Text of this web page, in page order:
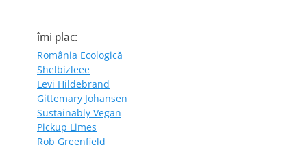
îmi plac:
România Ecologică
Shelbizleee
Levi Hildebrand
Gittemary Johansen
Sustainably Vegan
Pickup Limes
Rob Greenfield